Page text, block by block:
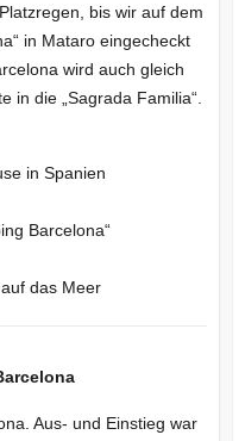
bis wir auf dem
in Mataro eingecheckt
wird auch gleich
in die „Sagrada Familia“.
in Spanien
Barcelona“
das Meer
Aus- und Einstieg war